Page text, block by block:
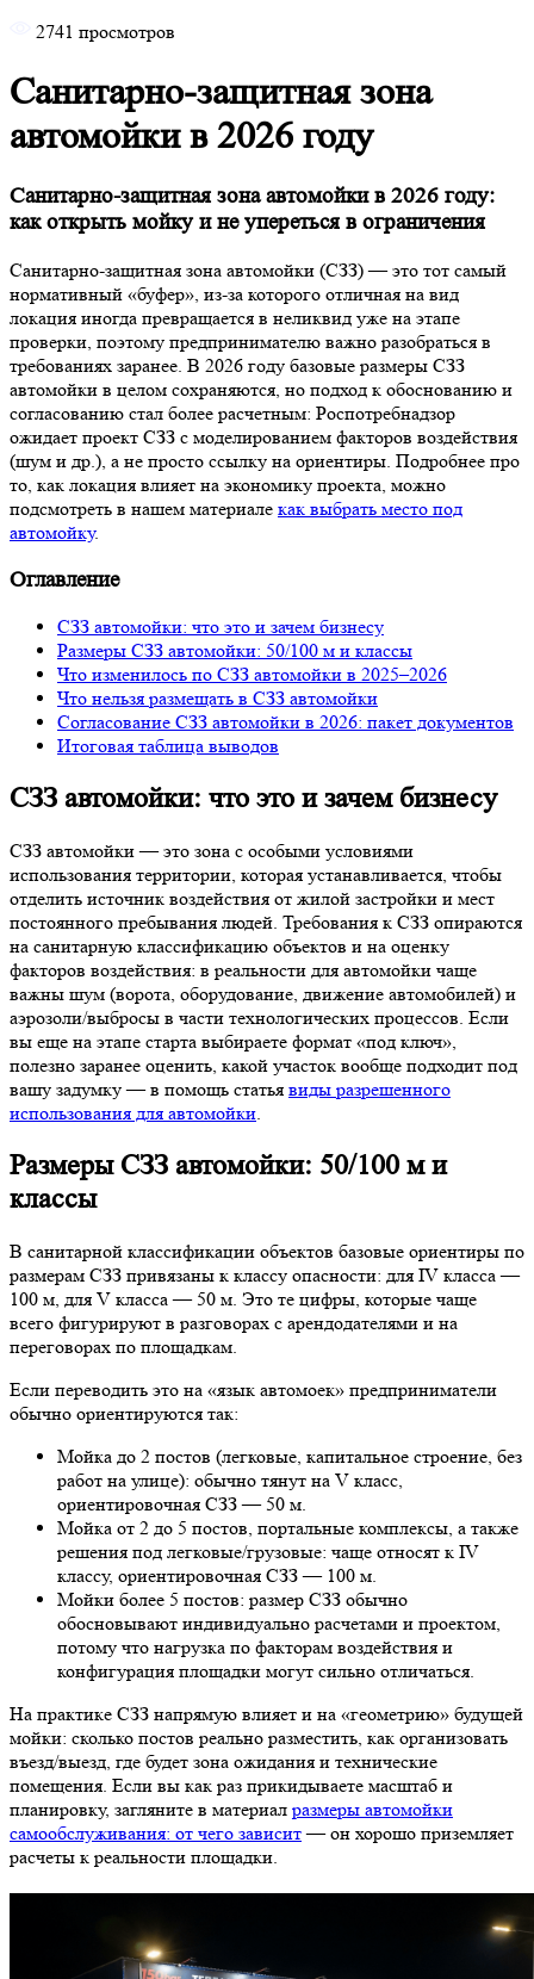
2741 просмотров
Санитарно‑защитная зона
автомойки в 2026 году
Санитарно‑защитная зона автомойки в 2026 году:
как открыть мойку и не упереться в ограничения
Санитарно‑защитная зона автомойки (СЗЗ) — это тот самый
нормативный «буфер», из‑за которого отличная на вид
локация иногда превращается в неликвид уже на этапе
проверки, поэтому предпринимателю важно разобраться в
требованиях заранее. В 2026 году базовые размеры СЗЗ
автомойки в целом сохраняются, но подход к обоснованию и
согласованию стал более расчетным: Роспотребнадзор
ожидает проект СЗЗ с моделированием факторов воздействия
(шум и др.), а не просто ссылку на ориентиры. Подробнее про
то, как локация влияет на экономику проекта, можно
подсмотреть в нашем материале как выбрать место под
автомойку.
Оглавление
СЗЗ автомойки: что это и зачем бизнесу
Размеры СЗЗ автомойки: 50/100 м и классы
Что изменилось по СЗЗ автомойки в 2025–2026
Что нельзя размещать в СЗЗ автомойки
Согласование СЗЗ автомойки в 2026: пакет документов
Итоговая таблица выводов
СЗЗ автомойки: что это и зачем бизнесу
СЗЗ автомойки — это зона с особыми условиями
использования территории, которая устанавливается, чтобы
отделить источник воздействия от жилой застройки и мест
постоянного пребывания людей. Требования к СЗЗ опираются
на санитарную классификацию объектов и на оценку
факторов воздействия: в реальности для автомойки чаще
важны шум (ворота, оборудование, движение автомобилей) и
аэрозоли/выбросы в части технологических процессов. Если
вы еще на этапе старта выбираете формат «под ключ»,
полезно заранее оценить, какой участок вообще подходит под
вашу задумку — в помощь статья виды разрешенного
использования для автомойки.
Размеры СЗЗ автомойки: 50/100 м и
классы
В санитарной классификации объектов базовые ориентиры по
размерам СЗЗ привязаны к классу опасности: для IV класса —
100 м, для V класса — 50 м. Это те цифры, которые чаще
всего фигурируют в разговорах с арендодателями и на
переговорах по площадкам.
Если переводить это на «язык автомоек» предприниматели
обычно ориентируются так:
Мойка до 2 постов (легковые, капитальное строение, без
работ на улице): обычно тянут на V класс,
ориентировочная СЗЗ — 50 м.
Мойка от 2 до 5 постов, портальные комплексы, а также
решения под легковые/грузовые: чаще относят к IV
классу, ориентировочная СЗЗ — 100 м.
Мойки более 5 постов: размер СЗЗ обычно
обосновывают индивидуально расчетами и проектом,
потому что нагрузка по факторам воздействия и
конфигурация площадки могут сильно отличаться.
На практике СЗЗ напрямую влияет и на «геометрию» будущей
мойки: сколько постов реально разместить, как организовать
въезд/выезд, где будет зона ожидания и технические
помещения. Если вы как раз прикидываете масштаб и
планировку, загляните в материал размеры автомойки
самообслуживания: от чего зависит— он хорошо приземляет
расчеты к реальности площадки.